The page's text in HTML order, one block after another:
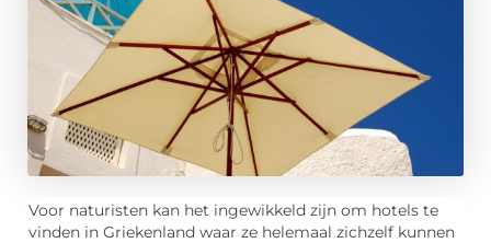
Voor naturisten kan het ingewikkeld zijn om hotels te
vinden in Griekenland waar ze helemaal zichzelf kunnen